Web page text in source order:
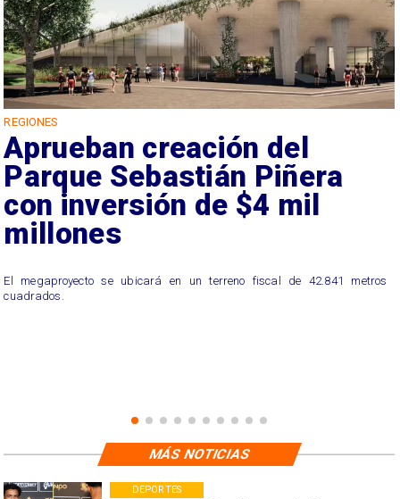
REGIONES
Aprueban creación del
Parque Sebastián Piñera
con inversión de $4 mil
millones
El megaproyecto se ubicará en un terreno fiscal de 42.841 metros
cuadrados.
DEPORTES
MÁS NOTICIAS